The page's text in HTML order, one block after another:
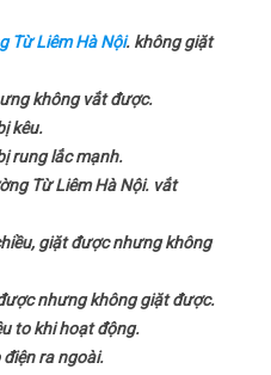
Từ Liêm Hà Nội. không giặt
không vắt được.
kêu.
rung lắc mạnh.
Từ Liêm Hà Nội. vắt
giặt được nhưng không
nhưng không giặt được.
to khi hoạt động.
ra ngoài.